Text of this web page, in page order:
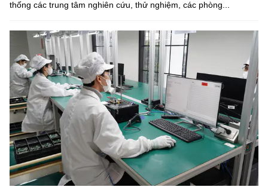
thống các trung tâm nghiên cứu, thử nghiệm, các phòng...